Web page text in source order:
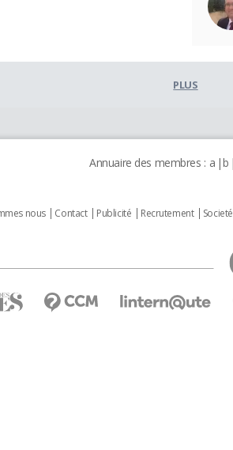
PLUS
Annuaire des membres : a b
nous Contact Publicité Recrutement Societé